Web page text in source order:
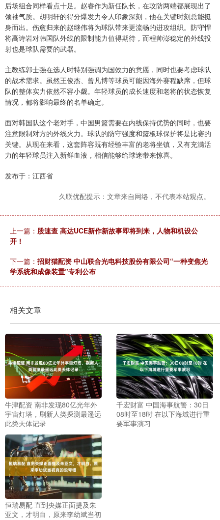
后场组合同样看点十足。赵睿作为新任队长，在攻防两端都展现出了
领袖气质。胡明轩的得分爆发力令人印象深刻，他在关键时刻总能挺
身而出。伤愈归来的赵继伟将为球队带来更流畅的进攻组织。防守悍
将高诗岩对韩国队外线的限制能力值得期待，而程帅澎稳定的外线投
射也是球队需要的武器。
主教练郭士强在选人时特别强调为国效力的意愿，同时也要考虑球队
的战术需求。虽然王俊杰、曾凡博等球员可能因海外赛程缺席，但球
队的整体实力依然不容小觑。年轻球员的成长速度和老将的状态恢复
情况，都将影响最终的名单确定。
面对韩国队这个老对手，中国男篮需要在内线保持优势的同时，也要
注意限制对方的外线火力。球队的防守强度和篮板球保护将是比赛的
关键。从现在来看，这套阵容既有经验丰富的老将坐镇，又有充满活
力的年轻球员注入新鲜血液，相信能够给球迷带来惊喜。
发布于：江西省
久联优配提示：文章来自网络，不代表本站观点。
上一篇： 股速查 高达UCE新作新故事即将到来，人物和机设公
开！
下一篇： 招财猫配资 中山联合光电科技股份有限公司“一种变焦光
学系统和成像装置”专利公布
相关文章
牛津配资 南非发现80亿光年外
宇宙灯塔，刷新人类探测最遥远
此类天体记录
千宏财富 中国海事航警：30日
08时至18时 在以下海域进行重
要军事演习
恒瑞易配 直到央媒正面提及朱
亚文，才明白，原来李幼斌当初